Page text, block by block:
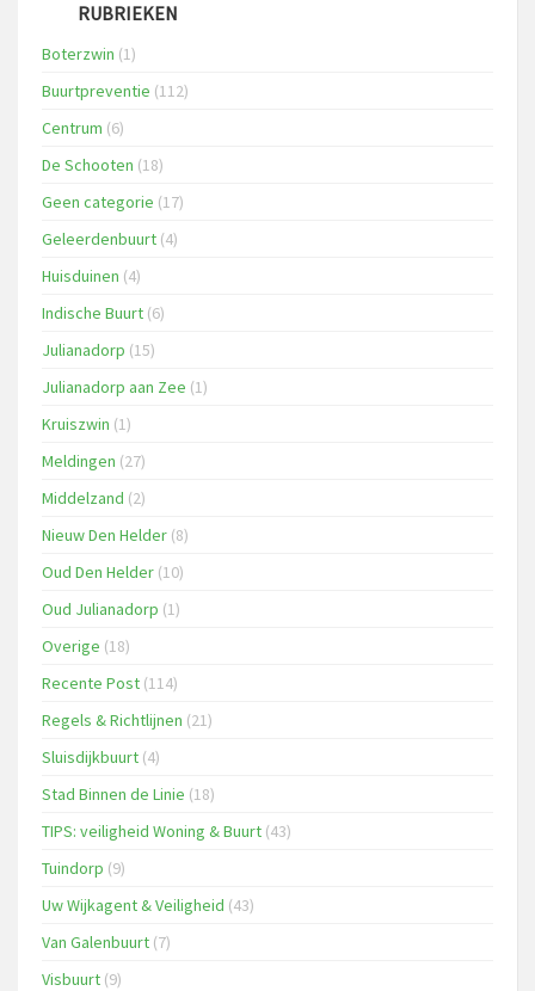
RUBRIEKEN
Boterzwin (1)
Buurtpreventie (112)
Centrum (6)
De Schooten (18)
Geen categorie (17)
Geleerdenbuurt (4)
Huisduinen (4)
Indische Buurt (6)
Julianadorp (15)
Julianadorp aan Zee (1)
Kruiszwin (1)
Meldingen (27)
Middelzand (2)
Nieuw Den Helder (8)
Oud Den Helder (10)
Oud Julianadorp (1)
Overige (18)
Recente Post (114)
Regels & Richtlijnen (21)
Sluisdijkbuurt (4)
Stad Binnen de Linie (18)
TIPS: veiligheid Woning & Buurt (43)
Tuindorp (9)
Uw Wijkagent & Veiligheid (43)
Van Galenbuurt (7)
Visbuurt (9)